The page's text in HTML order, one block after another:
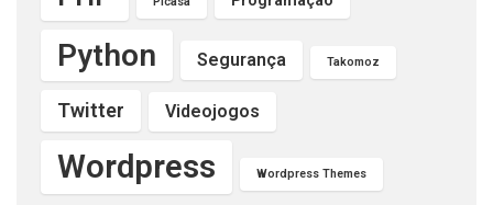
Python Segurança Takomoz
Twitter Videojogos
Wordpress Wordpress Themes